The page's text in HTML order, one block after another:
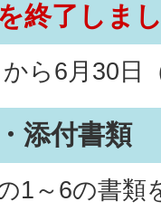
を終了しま
ら6月30日
添付書類
1～6の書類